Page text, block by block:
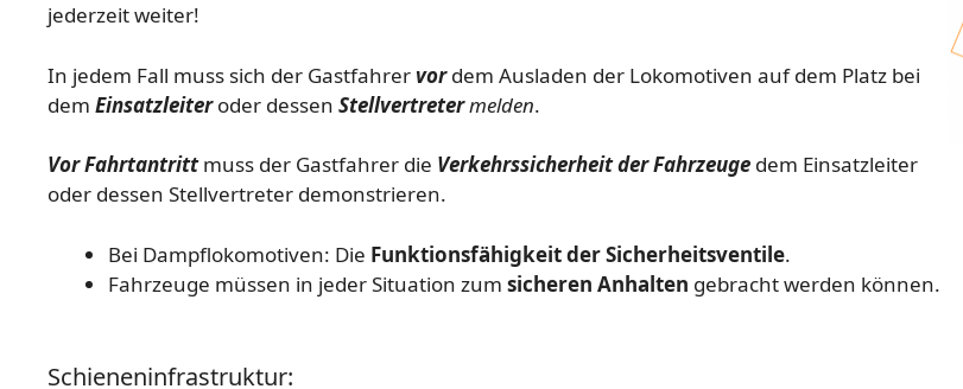
jederzeit weiter!
In jedem Fall muss sich der Gastfahrer vordem Ausladen der Lokomotiven auf dem Platz bei
dem Einsatzleiteroder dessen Stellvertretermelden.
Vor Fahrtantrittmuss der Gastfahrer die Verkehrssicherheit der Fahrzeuge dem Einsatzleiter
oder dessen Stellvertreter demonstrieren.
Bei Dampflokomotiven: Die Funktionsfähigkeit der Sicherheitsventile.
Fahrzeuge müssen in jeder Situation zum sicheren Anhalten gebracht werden können.
Schieneninfrastruktur: